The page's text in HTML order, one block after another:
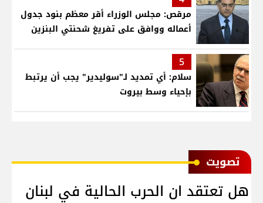
مرقص: مجلس الوزراء أقر معظم بنود جدول
أعماله ووافق على تفريغ شحنتي البنزين
5
سلام: أي تمديد لـ"سوليدير" يجب أن يرتبط
بإحياء وسط بيروت
ﺗﺼﻮﻳﺖ
هل تعتقد ان الحرب الحالية في لبنان